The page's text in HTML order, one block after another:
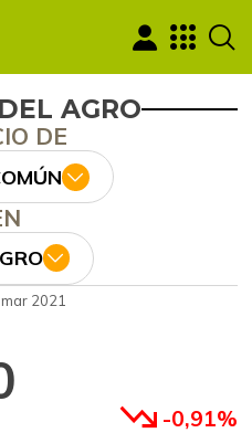
AGRO
DE
2021
-0,91%